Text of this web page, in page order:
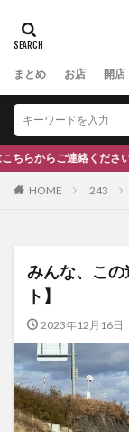
まとめ お店 開店
！
HOME 243
みんな、こ
ト】
2023年12月16日
タグ
#ふくの里
南砺市、福
ひーちゃん